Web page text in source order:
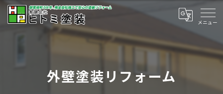
外壁塗装リフォーム